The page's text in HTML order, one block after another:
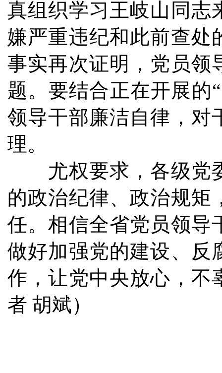
真组织学习王岐山同志
嫌严重违纪和此前查处
事实再次证明，党员领
题。要结合正在开展的
领导干部廉洁自律，对
理。
尤权要求，各级党
的政治纪律、政治规矩
任。相信全省党员领导
做好加强党的建设、反
作，让党中央放心，不
者 胡斌）